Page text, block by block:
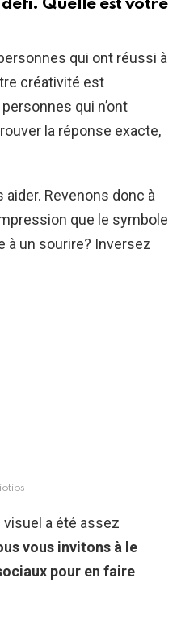
Quelle est votre
qui ont réussi à
créativité est
qui n’ont
la réponse exacte,
Revenons donc à
que le symbole
à un sourire? Inversez
a été assez
vous invitons à le
pour en faire